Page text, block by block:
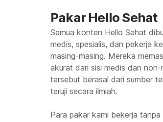
Pakar Hello Sehat
Semua konten Hello Sehat
medis, spesialis, dan pekerja
masing-masing. Mereka
akurat dari sisi medis dan
tersebut berasal dari sumber
teruji secara ilmiah.
Para pakar kami bekerja